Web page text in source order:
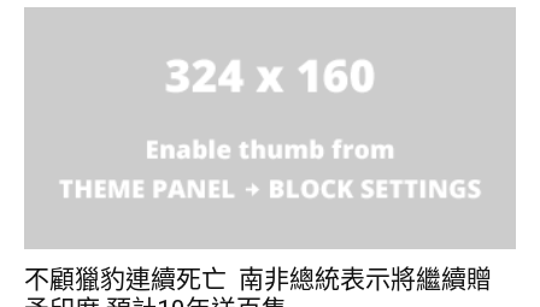
不顧獵豹連續死亡 南非總統表示將繼續贈